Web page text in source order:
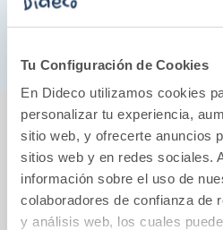
Tu Configuración de Cookies
En Dideco utilizamos cookies
personalizar tu experiencia,
sitio web, y ofrecerte anuncios
sitios web y en redes sociales.
información sobre el uso de
colaboradores de confianza de
y análisis web, los cuales
manipulación, resultando
También